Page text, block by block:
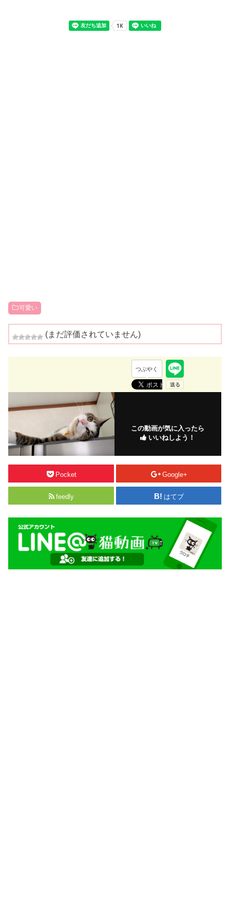
可愛い
(まだ評価されていません)
つぶやく
この動画が気に入ったら
いいねしよう！
Pocket Google+
feedly はてブ